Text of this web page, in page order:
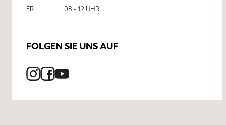
FR 08 - 12 UHR
FOLGEN SIE UNS AUF